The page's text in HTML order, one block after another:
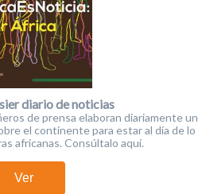
diario de noticias
de prensa elaboran diariamente un
el continente para estar al día de lo
africanas. Consúltalo aquí.
Ver